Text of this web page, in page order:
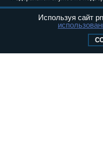
связи, информационных
массовых коммуникаций
Свидетельство о
Используя сайт